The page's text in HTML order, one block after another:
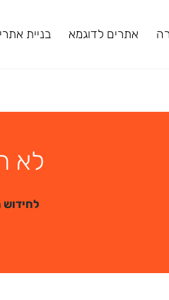
אתרים לדוגמא בניית אתרי
לא
לחידוש